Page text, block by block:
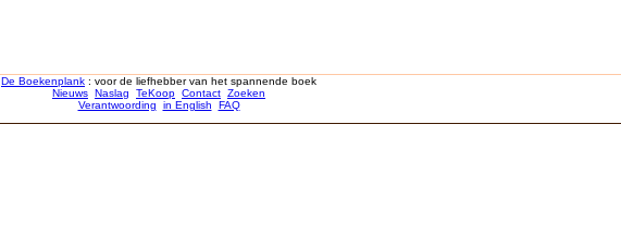
De Boekenplank : voor de liefhebber van het spannende boek
Nieuws Naslag TeKoop Contact Zoeken
Verantwoording
in English FAQ